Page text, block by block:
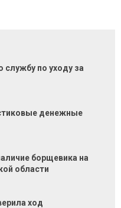
службу по уходу за
денежные
борщевика на
области
ход